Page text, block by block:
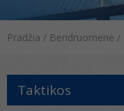
Pradžia / Bendruomenė /
Taktikos